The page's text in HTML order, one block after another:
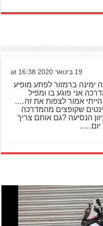
19 בינואר 2020 at 16:38
ימינה ברמזור לפתע מופיע
אני פוגע בו ומפיל
הייתי אמור לצפות את זה….
שקופצים מהמדרכה
הנסיעה ?גם אותם צריך
יום…..